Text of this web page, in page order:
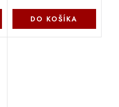
DO KOŠÍKA